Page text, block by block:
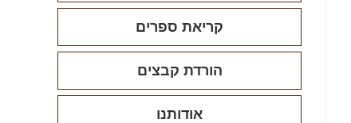
קריאת ספרים
הורדת קבצים
אודותנו